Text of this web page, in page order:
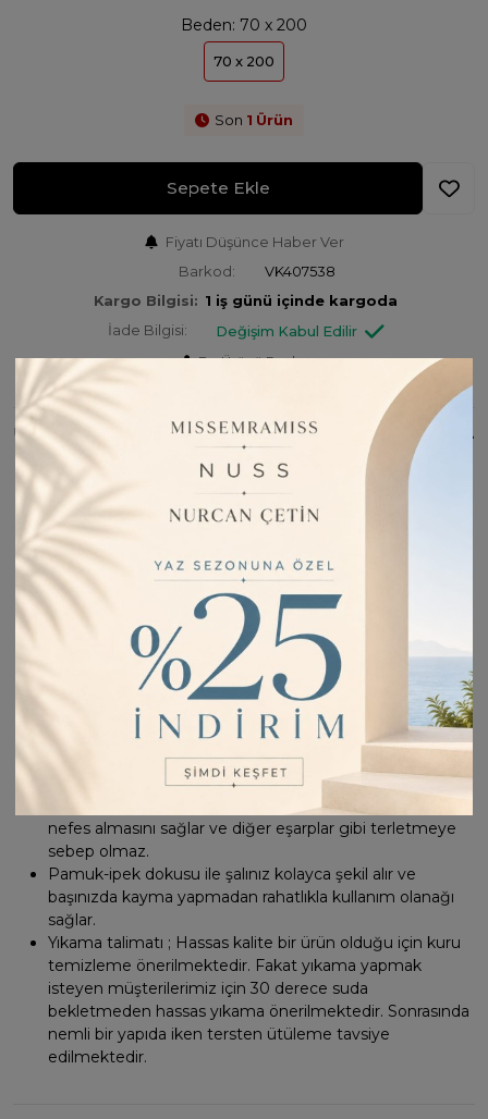
Beden: 70 x 200
70 x 200
Son 1 Ürün
Sepete Ekle
Fiyatı Düşünce Haber Ver
Barkod:
VK407538
Kargo Bilgisi: 1 iş günü içinde kargoda
İade Bilgisi:
Değişim Kabul Edilir
Bu Ürünü Paylaş
ÜRÜN BILGISI
VAKKO MONOGRAM PAMUK İPEK ŞAL ÜRÜN ÖLÇÜ
VE KUMAŞ TÜRÜ BİLGİSİ: Ürünümüz 68x200 cm
ölçülerinde olup, %60 pamuk %40 saf ipek kumaştan
üretilmiştir.
ÜRÜN GENEL ÖZELLİKLERİ: Tesettür giyimde kalitenin
ve şıklığın öncüsü olan Vakko'dan tarzınızı yansıtacak
yeni sezon ürünler sizlerle.
En iyi kalite ipekten Vakko için özel olarak dokunmuş
pamuğun en özel baskılar ile buluştuğu şallar bu
sezonda kıyafetlerinizin tamamlayıcısı ve zerafetinizin
simgesi olacak.
Ürünümüz pamuk dokuma olduğu için kullanımı rahat
olup, üretimi esnasında sağlığa zararlı hiçbir madde
kullanılmamıştır.
Pamuk-ipek dokuma yapısı sayesinde saç derinizin
nefes almasını sağlar ve diğer eşarplar gibi terletmeye
sebep olmaz.
Pamuk-ipek dokusu ile şalınız kolayca şekil alır ve
başınızda kayma yapmadan rahatlıkla kullanım olanağı
sağlar.
Yıkama talimatı ; Hassas kalite bir ürün olduğu için kuru
temizleme önerilmektedir. Fakat yıkama yapmak
isteyen müşterilerimiz için 30 derece suda
bekletmeden hassas yıkama önerilmektedir. Sonrasında
nemli bir yapıda iken tersten ütüleme tavsiye
edilmektedir.